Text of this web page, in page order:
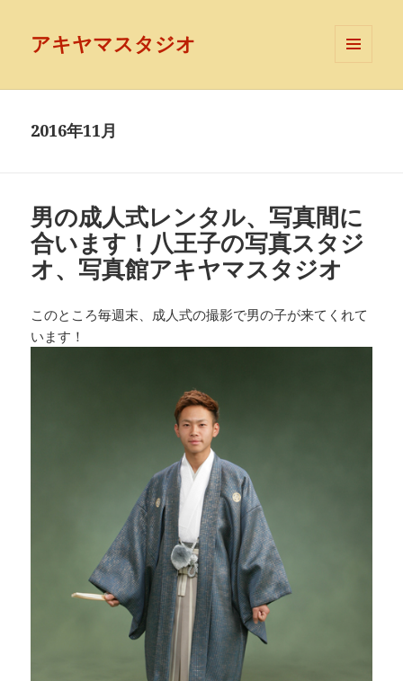
アキヤマスタジオ
ーとウ
2016年11月
男の成人式レンタル、写真間に
合います！八王子の写真スタジ
オ、写真館アキヤマスタジオ
このところ毎週末、成人式の撮影で男の子が来てくれて
います！